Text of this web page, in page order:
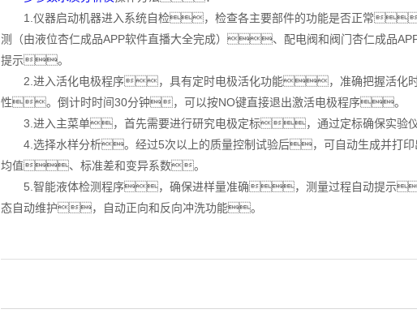
1.仪器启动机器进入系统自检，检查各主要部件的功能是否正常
测（由液位杏仁成品APP软件直播大全完成）、配电阀和阀门杏仁成品
提示。
2.进入活化电极程序，具有定时电极活化功能，准确把握活化
性。倒计时时间30分钟，可以按NO键直接退出激活电极程序。
3.进入主菜单，首先需要进行研究电极定标，通过定标确保实验
4.选择水样分析。经过5次以上的质量控制试验后，可自动生成并打印
均值、标准差和变异系数。
5.智能液体检测程序，确保进样量准确，测量过程自动提示
态自动维护，自动正向和反向冲洗功能。